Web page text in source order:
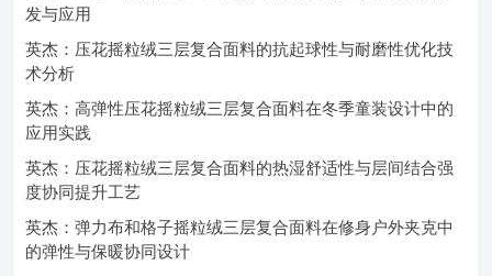
发与应用
英杰：压花摇粒绒三层复合面料的抗起球性与耐磨性优化技
术分析
英杰：高弹性压花摇粒绒三层复合面料在冬季童装设计中的
应用实践
英杰：压花摇粒绒三层复合面料的热湿舒适性与层间结合强
度协同提升工艺
英杰：弹力布和格子摇粒绒三层复合面料在修身户外夹克中
的弹性与保暖协同设计